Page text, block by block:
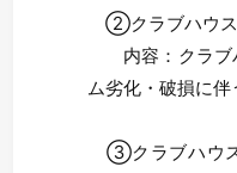
②クラブハウス
内容：クラブ
ム劣化・破損に伴
③クラブハウス